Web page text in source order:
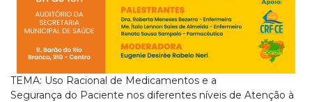
TEMA: Uso Racional de Medicamentos e a
Segurança do Paciente nos diferentes níveis de Atenção à